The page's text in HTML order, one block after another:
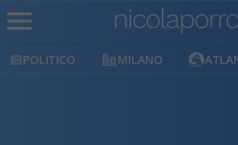
MILANO ATLANTICO